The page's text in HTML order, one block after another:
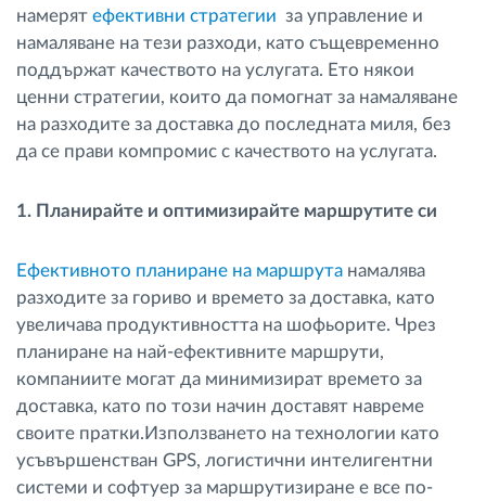
намерят eфективни стратегии за управление и
намаляване на тези разходи, като същевременно
поддържат качеството на услугата. Ето някои
ценни стратегии, които да помогнат за намаляване
на разходите за доставка до последната миля, без
да се прави компромис с качеството на услугата.
1. Планирайте и оптимизирайте маршрутите си
Eфективното планиране на маршрута намалява
разходите за гориво и времето за доставка, като
увеличава продуктивността на шофьорите. Чрез
планиране на най-ефективните маршрути,
компаниите могат да минимизират времето за
доставка, като по този начин доставят навреме
своите пратки.Използването на технологии като
усъвършенстван GPS, логистични интелигентни
системи и софтуер за маршрутизиране е все по-